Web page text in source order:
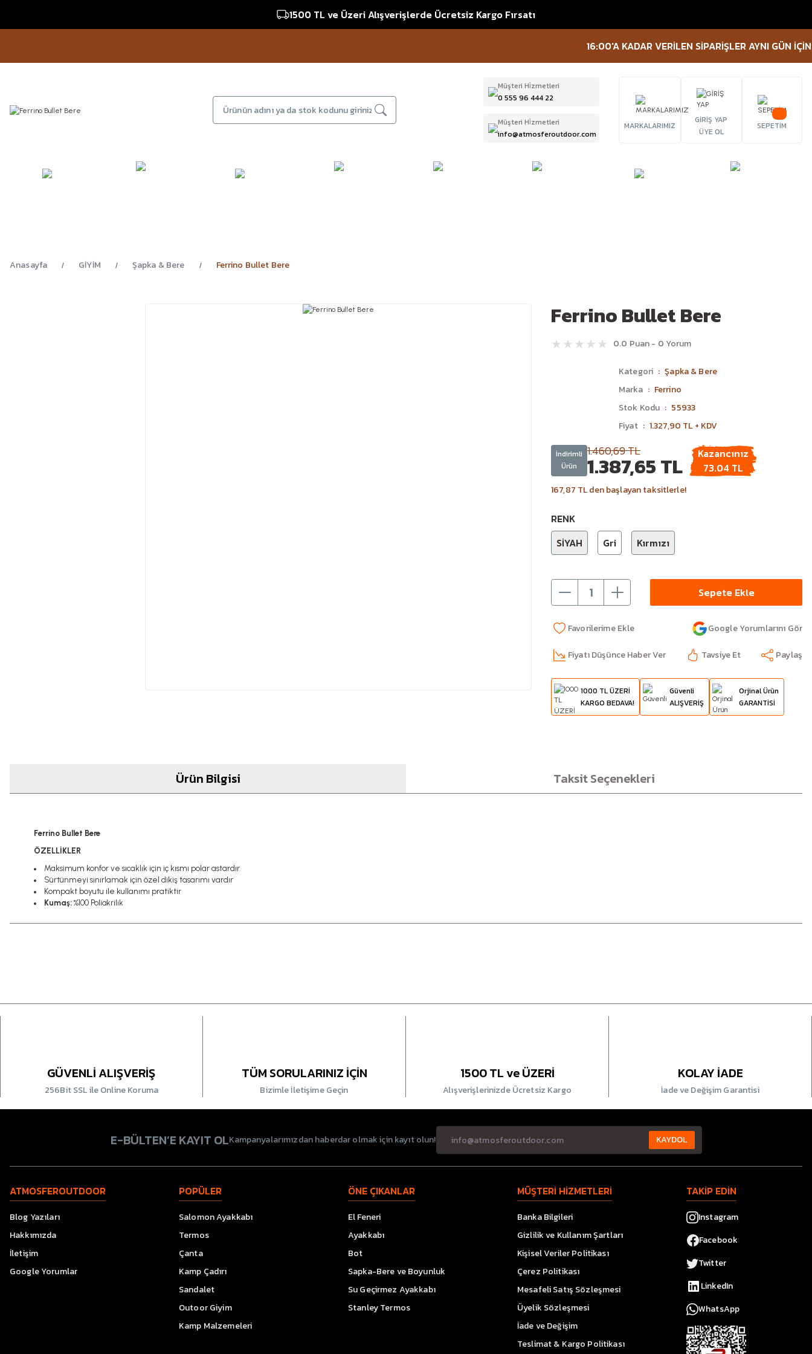
1500 TL ve Üzeri Alışverişlerde Ücretsiz Kargo Fırsatı
16:00'A KADAR VERİLEN SİPARİŞLER AYNI GÜN İÇİNDE
Müşteri Hi̇zmetleri
0 555 96 444 22
Müşteri Hi̇zmetleri
info@atmosferoutdoor.com
MARKALARIMIZ
GİRİŞ YAP
ÜYE OL
SEPETİM
Anasayfa GİYİM Şapka & Bere Ferrino Bullet Bere
Ferrino Bullet Bere
0.0 Puan - 0 Yorum
Kategori
Şapka & Bere
Marka
Ferrino
Stok Kodu
55933
Fiyat
1.327,90 TL + KDV
İndirimli
Ürün
1.460,69 TL
1.387,65 TL
Kazancınız
73.04 TL
167,87 TL den başlayan taksitlerle!
RENK
SİYAH
Gri Kırmızı
Sepete Ekle
Google Yorumlarını Gör
Fiyatı Düşünce Haber Ver Tavsiye Et Paylaş
1000 TL ÜZERİ
KARGO BEDAVA!
Güvenli
ALIŞVERİŞ
Orjinal Ürün
GARANTİSİ
Ürün Bilgisi Taksit Seçenekleri
Ferrino Bullet Bere
ÖZELLİKLER
Maksimum konfor ve sıcaklık için iç kısmı polar astardır
Sürtünmeyi sınırlamak için özel dikiş tasarımı vardır
Kompakt boyutu ile kullanımı pratiktir
Kumaş: %100 Poliakrilik
GÜVENLİ ALIŞVERİŞ
256Bit SSL ile Online Koruma
TÜM SORULARINIZ İÇİN
Bizimle İletişime Geçin
1500 TL ve ÜZERİ
Alışverişlerinizde Ücretsiz Kargo
KOLAY İADE
İade ve Değişim Garantisi
E-BÜLTEN’E KAYIT OLKampanyalarımızdan haberdar olmak için kayıt olun! KAYDOL
ATMOSFEROUTDOOR
Blog Yazıları
Hakkımızda
İletişim
Google Yorumlar
POPÜLER
Salomon Ayakkabı
Termos
Çanta
Kamp Çadırı
Sandalet
Outoor Giyim
Kamp Malzemeleri
ÖNE ÇIKANLAR
El Feneri
Ayakkabı
Bot
Sapka-Bere ve Boyunluk
Su Geçirmez Ayakkabı
Stanley Termos
MÜŞTERİ HİZMETLERİ
Banka Bilgileri
Gizlilik ve Kullanım Şartları
Kişisel Veriler Politikası
Çerez Politikası
Mesafeli Satış Sözleşmesi
Üyelik Sözleşmesi
İade ve Değişim
Teslimat & Kargo Politikası
TAKİP EDİN
Instagram
Facebook
Twitter
LinkedIn
WhatsApp